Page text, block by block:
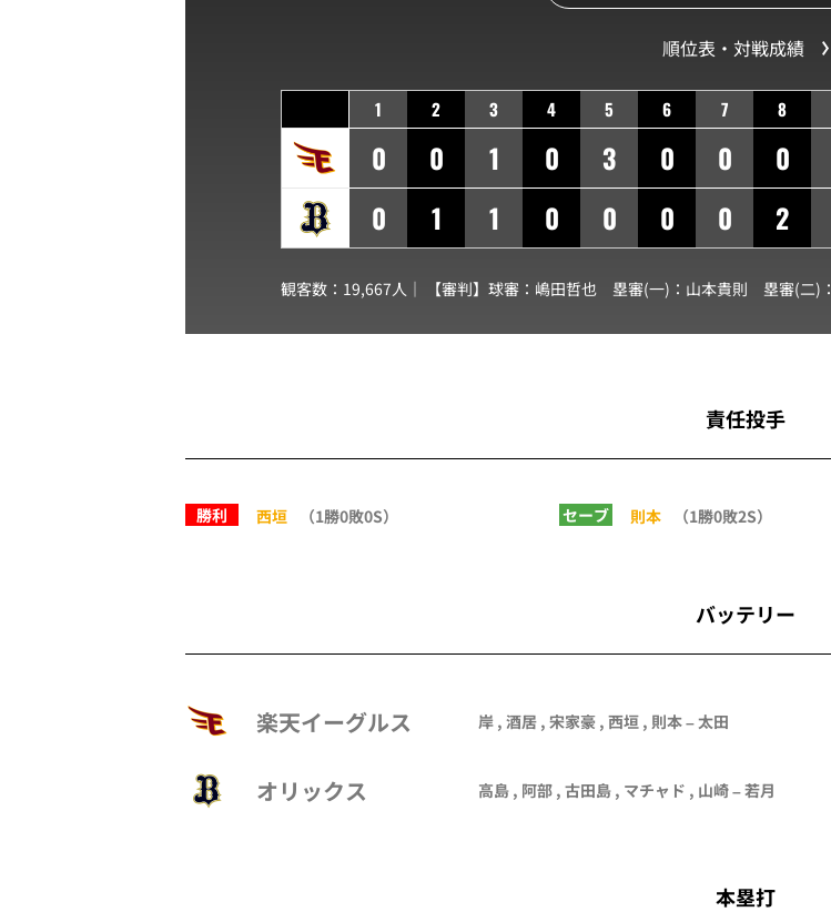
順位表・対戦成績
1 2 3 4 5 6 7 8
0 0 1 0 3 0 0 0
0
1 1 0 0 0 0 2
観客数：19,667人｜ 【審判】球審： 嶋田哲也 塁審(一)： 山本貴則 塁審(二)：
責任投手
勝利 西垣 （1勝0敗0S） セーブ 則本 （1勝0敗2S）
バッテリー
楽天イーグルス 岸 , 酒居 , 宋家豪 , 西垣 , 則本–太田
オリックス 高島 , 阿部 , 古田島 , マチャド , 山崎–若月
本塁打